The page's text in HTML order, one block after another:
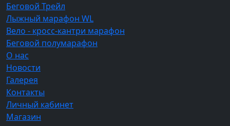
Беговой Трейл
Лыжный марафон WL
Вело - кросс-кантри марафон
Беговой полумарафон
О нас
Новости
Галерея
Контакты
Личный кабинет
Магазин